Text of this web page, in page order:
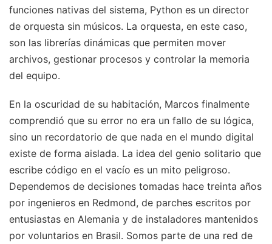
funciones nativas del sistema, Python es un director
de orquesta sin músicos. La orquesta, en este caso,
son las librerías dinámicas que permiten mover
archivos, gestionar procesos y controlar la memoria
del equipo.
En la oscuridad de su habitación, Marcos finalmente
comprendió que su error no era un fallo de su lógica,
sino un recordatorio de que nada en el mundo digital
existe de forma aislada. La idea del genio solitario que
escribe código en el vacío es un mito peligroso.
Dependemos de decisiones tomadas hace treinta años
por ingenieros en Redmond, de parches escritos por
entusiastas en Alemania y de instaladores mantenidos
por voluntarios en Brasil. Somos parte de una red de